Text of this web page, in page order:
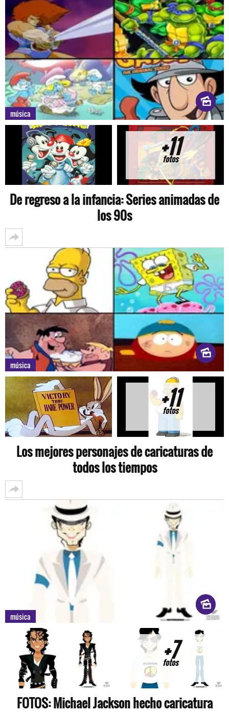
música
+11
fotos
De regreso a la infancia: Series animadas de
los 90s
música
+11
fotos
Los mejores personajes de caricaturas de
todos los tiempos
música
+7
fotos
FOTOS: Michael Jackson hecho caricatura